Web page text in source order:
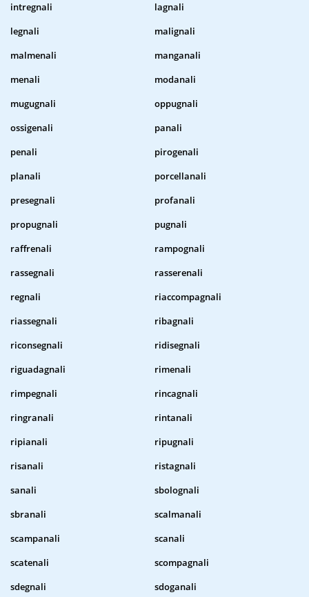
intregnali
lagnali
legnali
malignali
malmenali
manganali
menali
modanali
mugugnali
oppugnali
ossigenali
panali
penali
pirogenali
planali
porcellanali
presegnali
profanali
propugnali
pugnali
raffrenali
rampognali
rassegnali
rasserenali
regnali
riaccompagnali
riassegnali
ribagnali
riconsegnali
ridisegnali
riguadagnali
rimenali
rimpegnali
rincagnali
ringranali
rintanali
ripianali
ripugnali
risanali
ristagnali
sanali
sbolognali
sbranali
scalmanali
scampanali
scanali
scatenali
scompagnali
sdegnali
sdoganali